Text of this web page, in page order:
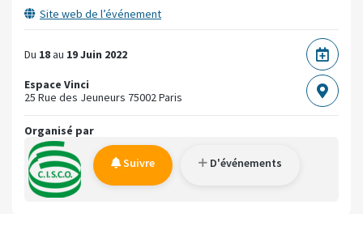
Site web de l’événement
Du 18au 19 Juin 2022
Espace Vinci
25 Rue des Jeuneurs 75002 Paris
Organisé par
Suivre D'événements